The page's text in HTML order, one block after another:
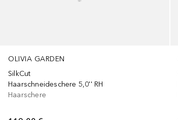
OLIVIA GARDEN
SilkCut
Haarschneideschere 5,0'' RH
Haarschere